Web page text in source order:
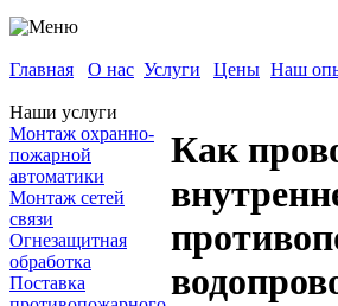
Главная О нас Услуги Цены Наш
Наши услуги
Монтаж охранно-
пожарной
автоматики
Монтаж сетей
связи
Огнезащитная
обработка
Поставка
Как